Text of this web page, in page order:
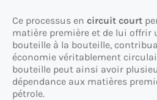
Ce processus en circuit court
matière première et de lui offrir
bouteille à la bouteille,
économie véritablement
bouteille peut ainsi avoir
dépendance aux matières
pétrole.